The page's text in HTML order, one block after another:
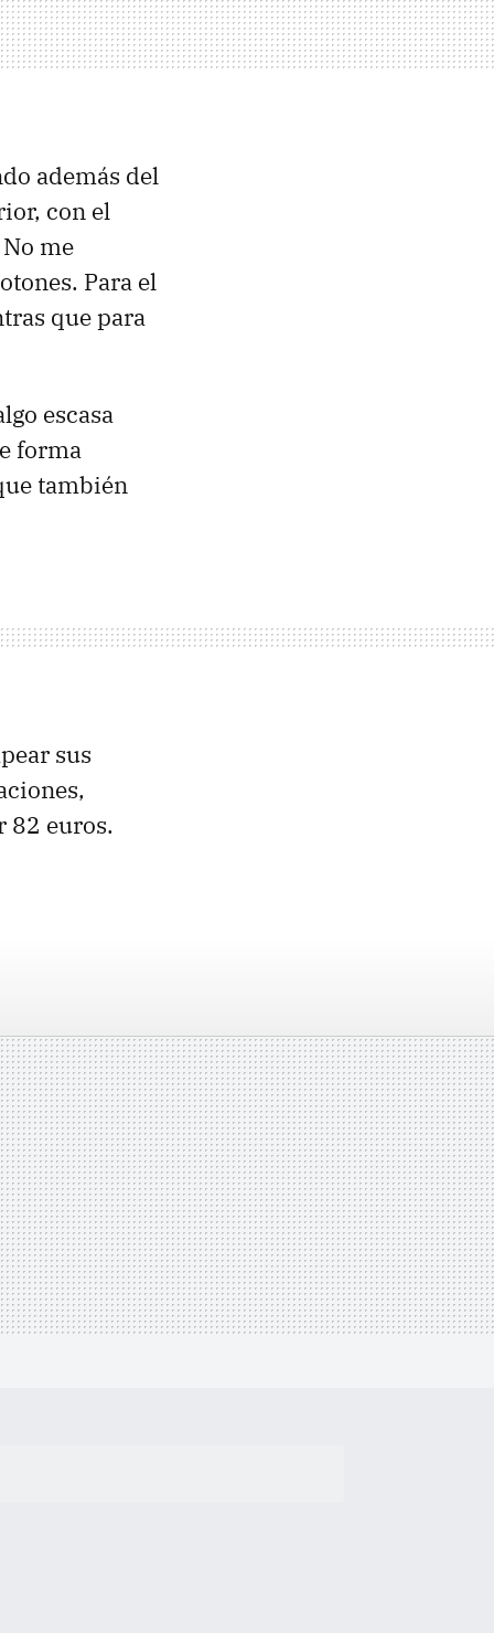
además del
con el
me
Para el
que para
escasa
forma
también
sus
82 euros.